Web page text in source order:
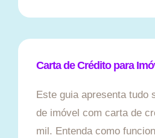
Carta de Crédito para
Este guia apresenta tudo
de imóvel com carta de
mil. Entenda como